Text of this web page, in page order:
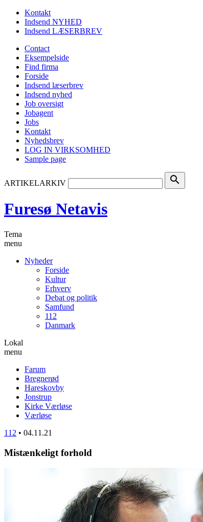
Kontakt
Indsend NYHED
Indsend LÆSERBREV
Contact
Eksempelside
Find firma
Forside
Indsend læserbrev
Indsend nyhed
Job oversigt
Jobagent
Jobs
Kontakt
Nyhedsbrev
LOG IN VIRKSOMHED
Sample page
ARTIKELARKIV search
Furesø Netavis
Tema
menu
Nyheder
Forside
Kultur
Erhverv
Debat og politik
Samfund
112
Danmark
Lokal
menu
Farum
Bregnerød
Hareskovby
Jonstrup
Kirke Værløse
Værløse
112 • 04.11.21
Mistænkeligt forhold